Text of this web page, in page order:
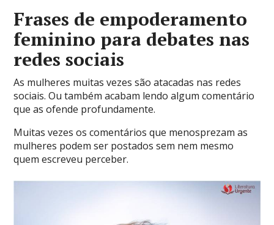
Frases de empoderamento
feminino para debates nas
redes sociais
As mulheres muitas vezes são atacadas nas redes
sociais. Ou também acabam lendo algum comentário
que as ofende profundamente.
Muitas vezes os comentários que menosprezam as
mulheres podem ser postados sem nem mesmo
quem escreveu perceber.